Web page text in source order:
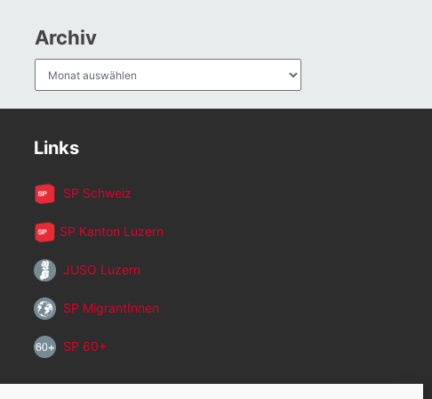
Archiv
Links
SP Schweiz
SP Kanton Luzern
JUSO Luzern
SP MigrantInnen
SP 60+